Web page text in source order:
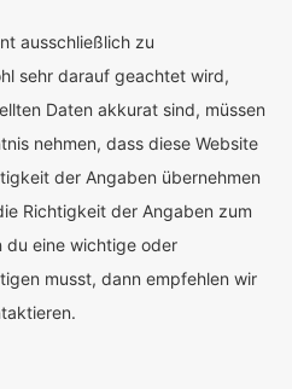
ausschließlich zu
sehr darauf geachtet wird,
Daten akkurat sind, müssen
nehmen, dass diese Website
der Angaben übernehmen
Richtigkeit der Angaben zum
du eine wichtige oder
musst, dann empfehlen wir